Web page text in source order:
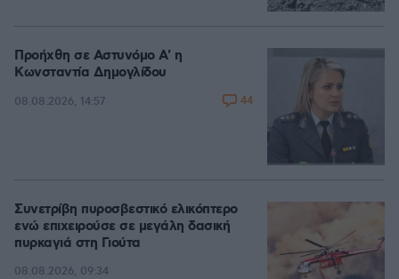
Προήχθη σε Αστυνόμο Α' η
Κωνσταντία Δημογλίδου
08.08.2026, 14:57 44
Συνετρίβη πυροσβεστικό ελικόπτερο
ενώ επιχειρούσε σε μεγάλη δασική
πυρκαγιά στη Γιούτα
08.08.2026, 09:34